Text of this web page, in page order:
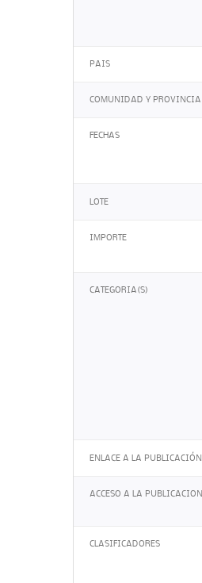
PAIS
COMUNIDAD Y PROVINCIA
FECHAS
LOTE
IMPORTE
CATEGORIA(S)
ENLACE A LA PUBLICACIÓN
ACCESO A LA PUBLICACION
CLASIFICADORES